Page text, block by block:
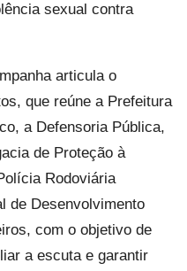
sexual contra
articula o
que reúne a Prefeitura
a Defensoria Pública,
de Proteção à
Rodoviária
de Desenvolvimento
com o objetivo de
a escuta e garantir